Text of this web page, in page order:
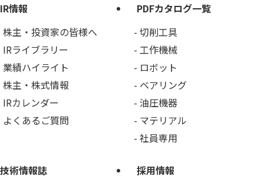
IR情報
株主・投資家の皆様へ
IRライブラリー
業績ハイライト
株主・株式情報
IRカレンダー
よくあるご質問
PDFカタログ一覧
切削工具
工作機械
ロボット
ベアリング
油圧機器
マテリアル
社員専用
技術情報誌 採用情報